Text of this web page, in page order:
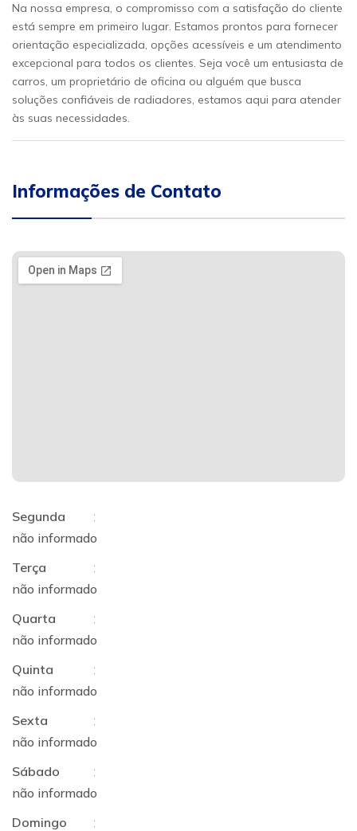
Na nossa empresa, o compromisso com a satisfação do cliente
está sempre em primeiro lugar. Estamos prontos para fornecer
orientação especializada, opções acessíveis e um atendimento
excepcional para todos os clientes. Seja você um entusiasta de
carros, um proprietário de oficina ou alguém que busca
soluções confiáveis de radiadores, estamos aqui para atender
às suas necessidades.
Informações de Contato
Segunda
:
não informado
Terça
:
não informado
Quarta
:
não informado
Quinta
:
não informado
Sexta
:
não informado
Sábado
:
não informado
Domingo
: